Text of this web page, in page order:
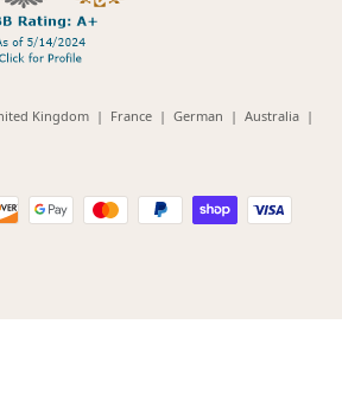
Kingdom(opens
| France(opens
| German (opens
| Australia(opens
|